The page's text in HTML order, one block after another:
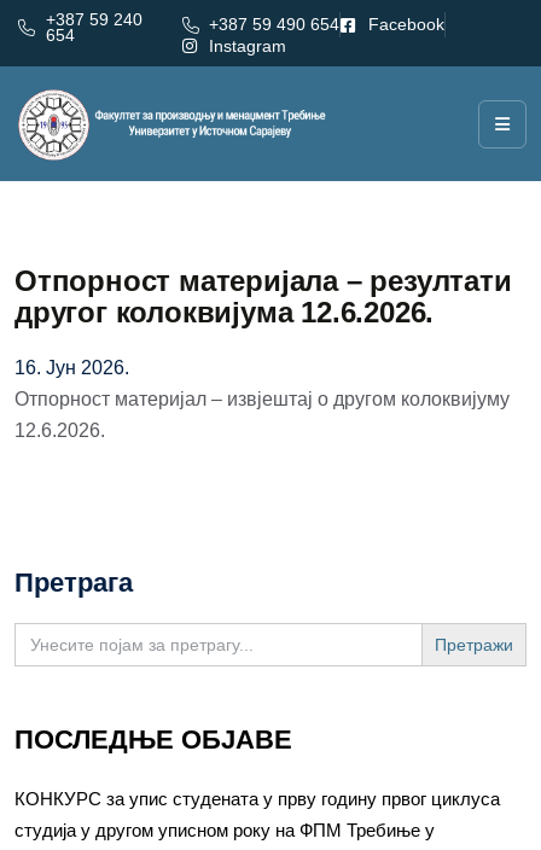
+387 59 240
654
+387 59 490 654
Facebook
Instagram
Отпорност материјала – резултати
другог колоквијума 12.6.2026.
16. Јун 2026.
Отпорност материјал – извјештај о другом колоквијуму
12.6.2026.
Претрага
Search
for:
ПОСЛЕДЊЕ ОБЈАВЕ
КОНКУРС за упис студената у прву годину првог циклуса
студија у другом уписном року на ФПМ Требиње у